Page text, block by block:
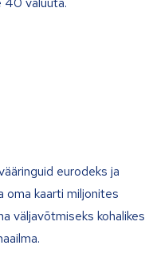
eurodeks ja
oma kaarti miljonites
väljavõtmiseks kohalikes